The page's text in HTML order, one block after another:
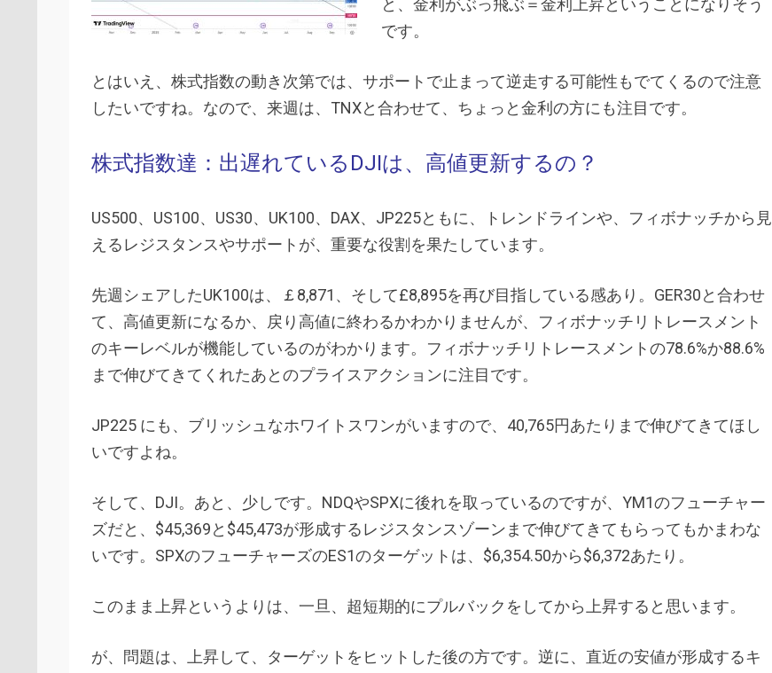
と、金利がぶっ飛ぶ＝金利上昇ということになりそう
です。
とはいえ、株式指数の動き次第では、サポートで止まって逆走する可能性もでてくるので注意
したいですね。なので、来週は、TNXと合わせて、ちょっと金利の方にも注目です。
株式指数達：出遅れているDJIは、高値更新するの？
US500、US100、US30、UK100、DAX、JP225ともに、トレンドラインや、フィボナッチから見
えるレジスタンスやサポートが、重要な役割を果たしています。
先週シェアしたUK100は、￡8,871、そして£8,895を再び目指している感あり。GER30と合わせ
て、高値更新になるか、戻り高値に終わるかわかりませんが、フィボナッチリトレースメント
のキーレベルが機能しているのがわかります。フィボナッチリトレースメントの78.6%か88.6%
まで伸びてきてくれたあとのプライスアクションに注目です。
JP225 にも、ブリッシュなホワイトスワンがいますので、40,765円あたりまで伸びてきてほし
いですよね。
そして、DJI。あと、少しです。NDQやSPXに後れを取っているのですが、YM1のフューチャー
ズだと、$45,369と$45,473が形成するレジスタンスゾーンまで伸びてきてもらってもかまわな
いです。SPXのフューチャーズのES1のターゲットは、$6,354.50から$6,372あたり。
このまま上昇というよりは、一旦、超短期的にプルバックをしてから上昇すると思います。
が、問題は、上昇して、ターゲットをヒットした後の方です。逆に、直近の安値が形成するキ